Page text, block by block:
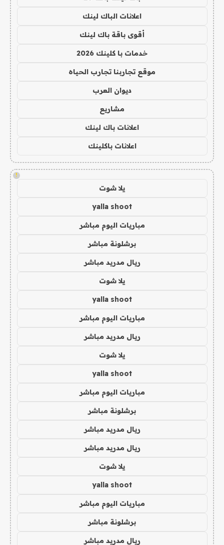
اعلانات الباك لينك
أقوى باقة باك لينك
خدمات با كلينك 2026
موقع تجاربنا تجارب الحياه
ديوان العرب
مشاريع
اعلانات باك لينك
اعلانات باكلينك
!
يلا شوت
yalla shoot
مباريات اليوم مباشر
برشلونة مباشر
ريال مدريد مباشر
يلا شوت
yalla shoot
مباريات اليوم مباشر
ريال مدريد مباشر
يلا شوت
yalla shoot
مباريات اليوم مباشر
برشلونة مباشر
ريال مدريد مباشر
ريال مدريد مباشر
يلا شوت
yalla shoot
مباريات اليوم مباشر
برشلونة مباشر
ريال مدريد مباشر